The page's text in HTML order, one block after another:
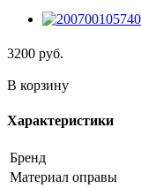
3200 руб.
В корзину
Характеристики
Бренд
Материал оправы